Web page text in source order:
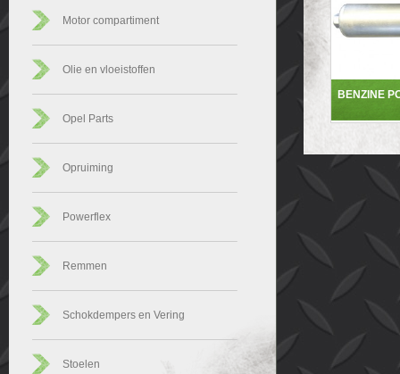
Motor compartiment
Olie en vloeistoffen
Opel Parts
Opruiming
Powerflex
Remmen
Schokdempers en Vering
Stoelen
BENZINE